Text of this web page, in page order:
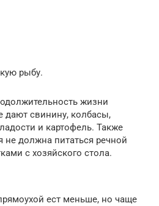
рыбу.
жизни
дают свинину, колбасы,
и картофель. Также
не должна питаться речной
с хозяйского стола.
ест меньше, но чаще